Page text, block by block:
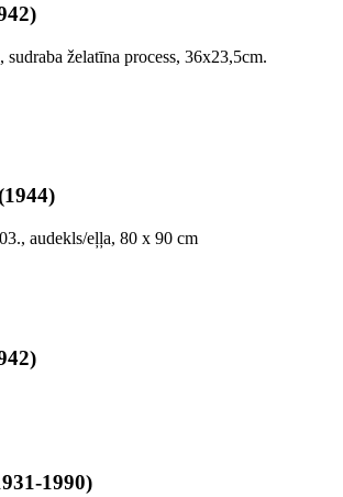
želatīna process, 36x23,5cm.
audekls/eļļa, 80 x 90 cm
1990)